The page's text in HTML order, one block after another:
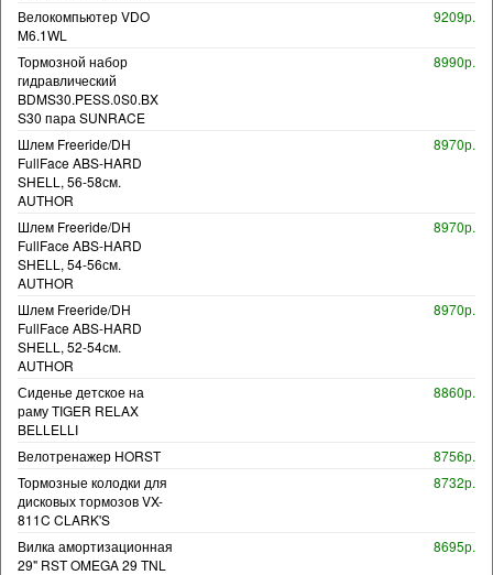
Велокомпьютер VDO
M6.1WL
9209р.
Тормозной набор
гидравлический
BDMS30.PESS.0S0.BX
S30 пара SUNRACE
8990р.
Шлем Freeride/DH
FullFace ABS-HARD
SHELL, 56-58см.
AUTHOR
8970р.
Шлем Freeride/DH
FullFace ABS-HARD
SHELL, 54-56см.
AUTHOR
8970р.
Шлем Freeride/DH
FullFace ABS-HARD
SHELL, 52-54см.
AUTHOR
8970р.
Сиденье детское на
раму TIGER RELAX
BELLELLI
8860р.
Велотренажер HORST
8756р.
Тормозные колодки для
дисковых тормозов VX-
811C CLARK'S
8732р.
Вилка амортизационная
29" RST OMEGA 29 TNL
8695р.